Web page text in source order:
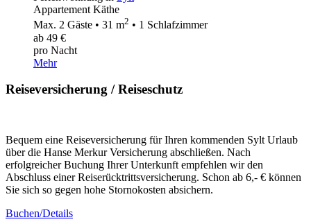
Appartement Käthe
Max. 2 Gäste • 31 m2 • 1 Schlafzimmer
ab 49 €
pro Nacht
Mehr
Reiseversicherung / Reiseschutz
Bequem eine Reiseversicherung für Ihren kommenden Sylt Urlaub
über die Hanse Merkur Versicherung abschließen. Nach
erfolgreicher Buchung Ihrer Unterkunft empfehlen wir den
Abschluss einer Reiserücktrittsversicherung. Schon ab 6,- € können
Sie sich so gegen hohe Stornokosten absichern.
Buchen/Details